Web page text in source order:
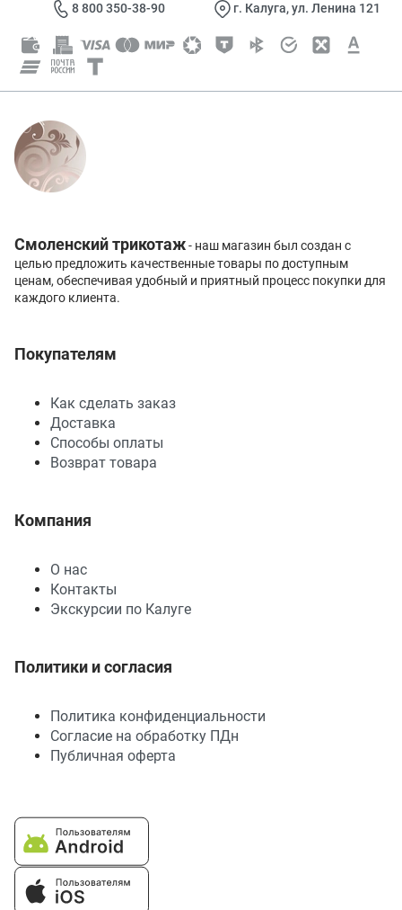
8 800 350-38-90 г. Калуга, ул. Ленина 121
Смоленский трикотаж- наш магазин был создан с
целью предложить качественные товары по доступным
ценам, обеспечивая удобный и приятный процесс покупки для
каждого клиента.
Покупателям
Как сделать заказ
Доставка
Способы оплаты
Возврат товара
Компания
О нас
Контакты
Экскурсии по Калуге
Политики и согласия
Политика конфиденциальности
Согласие на обработку ПДн
Публичная оферта